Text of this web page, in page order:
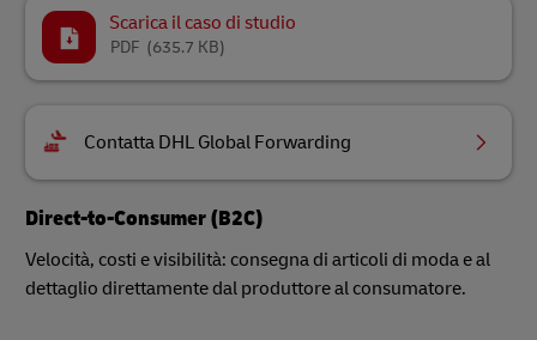
Scarica il caso di studio
(635.7 KB)
PDF
Contatta DHL Global Forwarding
Direct-to-Consumer (B2C)
Velocità, costi e visibilità: consegna di articoli di moda e al
dettaglio direttamente dal produttore al consumatore.